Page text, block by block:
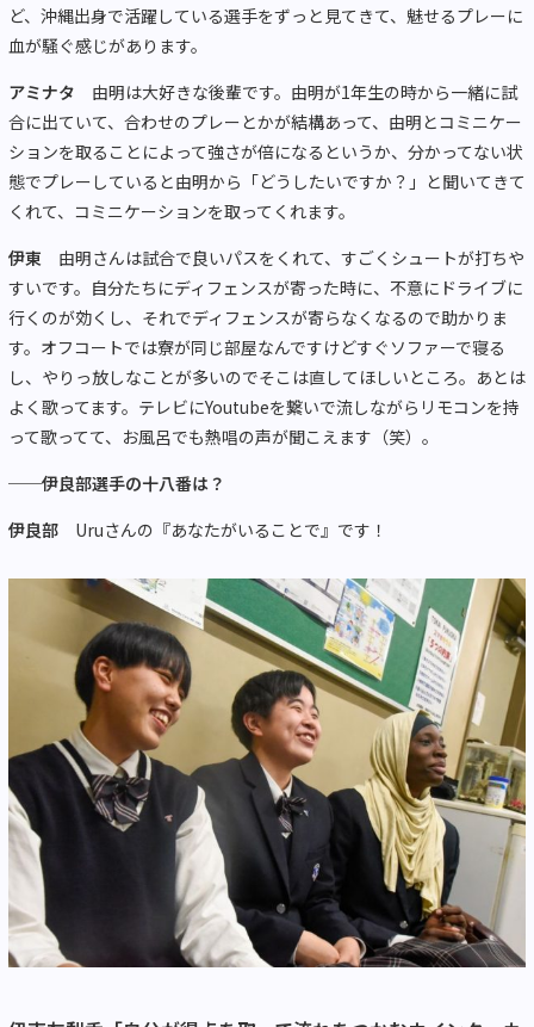
ど、沖縄出身で活躍している選手をずっと見てきて、魅せるプレーに
血が騒ぐ感じがあります。
アミナタ 由明は大好きな後輩です。由明が1年生の時から一緒に試
合に出ていて、合わせのプレーとかが結構あって、由明とコミニケー
ションを取ることによって強さが倍になるというか、分かってない状
態でプレーしていると由明から「どうしたいですか？」と聞いてきて
くれて、コミニケーションを取ってくれます。
伊東 由明さんは試合で良いパスをくれて、すごくシュートが打ちや
すいです。自分たちにディフェンスが寄った時に、不意にドライブに
行くのが効くし、それでディフェンスが寄らなくなるので助かりま
す。オフコートでは寮が同じ部屋なんですけどすぐソファーで寝る
し、やりっ放しなことが多いのでそこは直してほしいところ。あとは
よく歌ってます。テレビにYoutubeを繋いで流しながらリモコンを持
って歌ってて、お風呂でも熱唱の声が聞こえます（笑）。
──伊良部選手の十八番は？
伊良部 Uruさんの『あなたがいることで』です！